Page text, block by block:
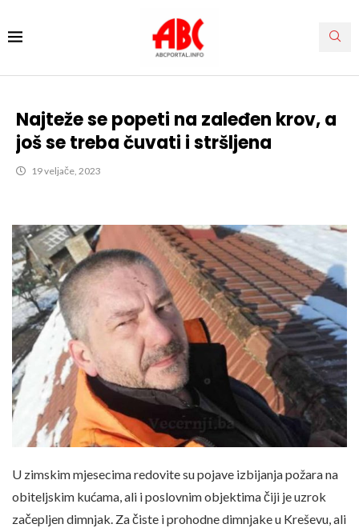
Najteže se popeti na zaleđen krov, a
još se treba čuvati i stršljena
19 veljače, 2023
U zimskim mjesecima redovite su pojave izbijanja požara na
obiteljskim kućama, ali i poslovnim objektima čiji je uzrok
začepljen dimnjak. Za čiste i prohodne dimnjake u Kreševu, ali